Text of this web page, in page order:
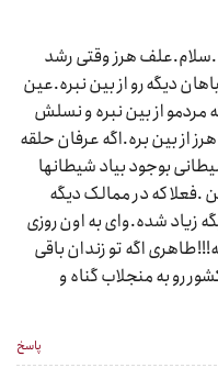
.سلام.علف هرز وقتی رشد
دیگه رو از بین نبره.عین
از بین نبره و نسلش
از بین بره.اگه عرفان حلقه
بوجود بیاد شیطانها
.فعلا که در ممالک دیگه
زیاد شده.وای به اون روزی
اگه تو زندان باقی
رو به منجلاب گناه و
پاسخ